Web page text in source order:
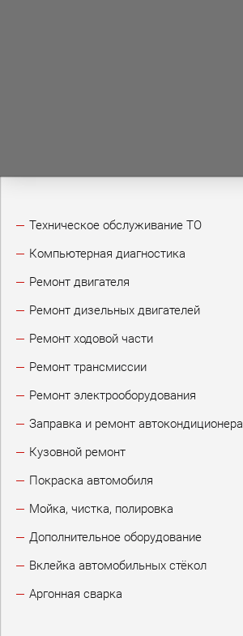
Техническое обслуживание ТО
Компьютерная диагностика
Ремонт двигателя
Ремонт дизельных двигателей
Ремонт ходовой части
Ремонт трансмиссии
Ремонт электрооборудования
Заправка и ремонт автокондиционера
Кузовной ремонт
Покраска автомобиля
Мойка, чистка, полировка
Дополнительное оборудование
Вклейка автомобильных стёкол
Аргонная сварка